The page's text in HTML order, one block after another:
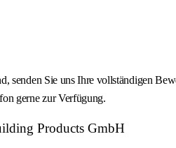
senden Sie uns Ihre vollständigen
gerne zur Verfügung.
Products GmbH